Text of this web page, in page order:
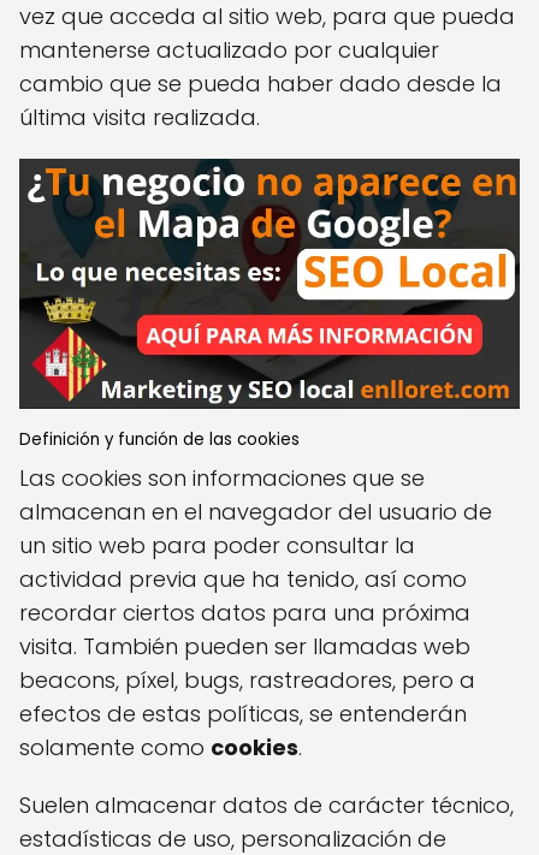
vez que acceda al sitio web, para que pueda
mantenerse actualizado por cualquier
cambio que se pueda haber dado desde la
última visita realizada.
Definición y función de las cookies
Las cookies son informaciones que se
almacenan en el navegador del usuario de
un sitio web para poder consultar la
actividad previa que ha tenido, así como
recordar ciertos datos para una próxima
visita. También pueden ser llamadas web
beacons, píxel, bugs, rastreadores, pero a
efectos de estas políticas, se entenderán
solamente como cookies.
Suelen almacenar datos de carácter técnico,
estadísticas de uso, personalización de